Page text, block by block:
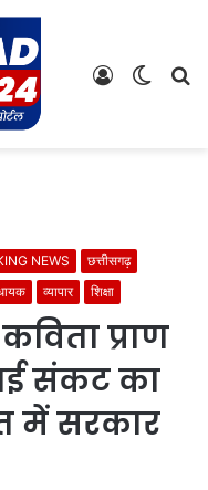
Switch
Log
NEWS
छत्तीसगढ़
व्यापार शिक्षा
प्राण
संकट का
में सरकार